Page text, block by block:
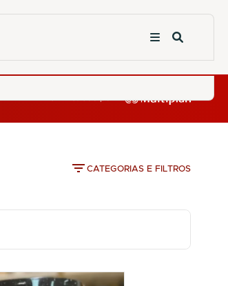
CATEGORIAS E FILTROS